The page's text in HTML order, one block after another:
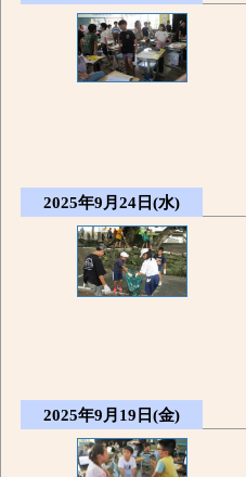
2025年9月24日(水)
2025年9月19日(金)